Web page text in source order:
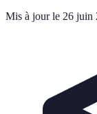
Mis à jour le 26 juin